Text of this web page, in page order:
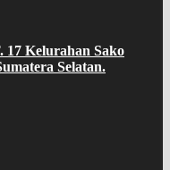
17 Kelurahan Sako
Selatan.